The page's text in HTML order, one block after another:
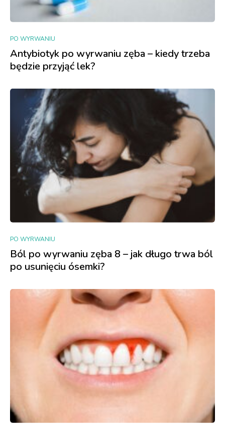
PO WYRWANIU
Antybiotyk po wyrwaniu zęba – kiedy trzeba
będzie przyjąć lek?
PO WYRWANIU
Ból po wyrwaniu zęba 8 – jak długo trwa ból
po usunięciu ósemki?